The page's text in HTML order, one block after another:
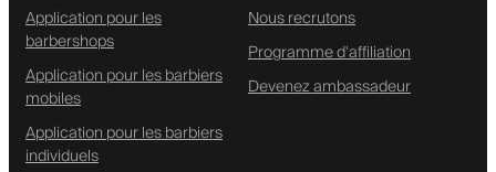
Application pour les
barbershops
Application pour les barbiers
mobiles
Application pour les barbiers
individuels
Nous recrutons
Programme d'affiliation
Devenez ambassadeur